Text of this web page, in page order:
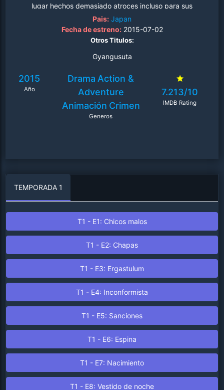
lugar hechos demasiado atroces incluso para sus
habitantes. En este contexto aparecen Nic y Worick, los
llamados Handymen, que se encargan de realizar los
trabajos sucios que nadie más quiere hacer, hasta que
que lucha por el territorio de una de las mafias más
Pais: Japan
Fecha de estreno:2015-07-02
Otros Titulos:
Gyangusuta
2015
Año
Drama Action &
Adventure
Animación Crimen
Generos
7.213/10
IMDB Rating
TEMPORADA 1
T1 - E1: Chicos malos
T1 - E2: Chapas
T1 - E3: Ergastulum
T1 - E4: Inconformista
T1 - E5: Sanciones
T1 - E6: Espina
T1 - E7: Nacimiento
T1 - E8: Vestido de noche